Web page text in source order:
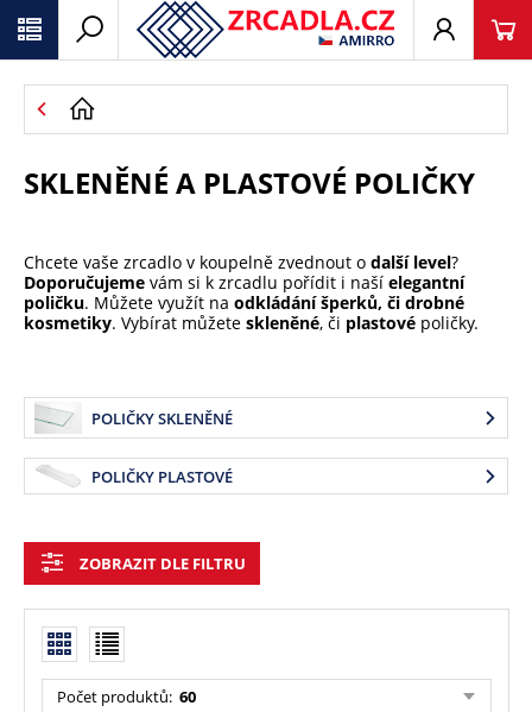
SKLENĚNÉ A PLASTOVÉ POLIČKY
Chcete vaše zrcadlo v koupelně zvednout o další level?
Doporučujeme vám si k zrcadlu pořídit i naší elegantní
poličku. Můžete využít na odkládání šperků, či drobné
kosmetiky. Vybírat můžete skleněné, či plastové poličky.
POLIČKY SKLENĚNÉ
POLIČKY PLASTOVÉ
ZOBRAZIT DLE FILTRU
Počet produktů: 60